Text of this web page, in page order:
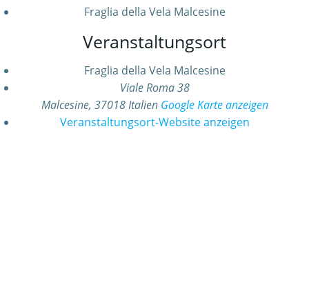
Fraglia della Vela Malcesine
Veranstaltungsort
Fraglia della Vela Malcesine
Viale Roma 38
Malcesine, 37018 Italien Google Karte anzeigen
Veranstaltungsort-Website anzeigen